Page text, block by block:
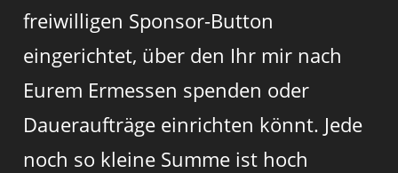
freiwilligen Sponsor-Button
eingerichtet, über den Ihr mir nach
Eurem Ermessen spenden oder
Daueraufträge einrichten könnt. Jede
noch so kleine Summe ist hoch